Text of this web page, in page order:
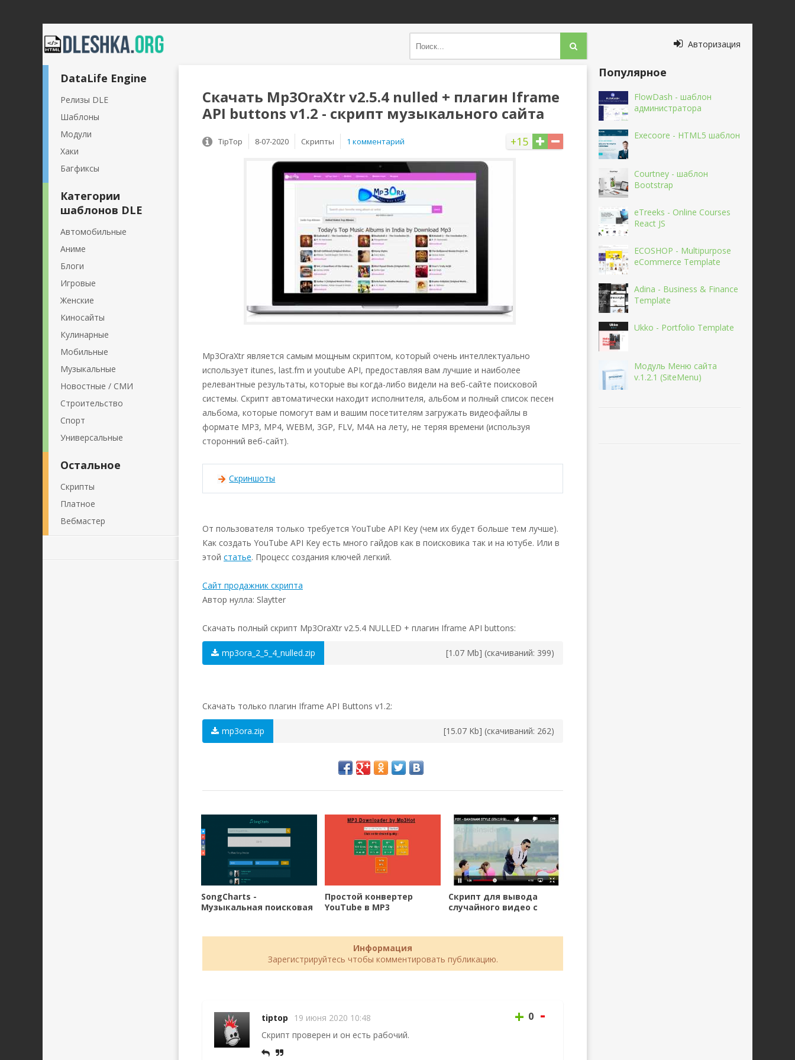
Авторизация
Скачать Mp3OraXtr v2.5.4 nulled + плагин Iframe
API buttons v1.2 - скрипт музыкального сайта
+15
TipTop 8-07-2020 Скрипты 1 комментарий
Mp3OraXtr является самым мощным скриптом, который очень интеллектуально
использует itunes, last.fm и youtube API, предоставляя вам лучшие и наиболее
релевантные результаты, которые вы когда-либо видели на веб-сайте поисковой
системы. Скрипт автоматически находит исполнителя, альбом и полный список песен
альбома, которые помогут вам и вашим посетителям загружать видеофайлы в
формате MP3, MP4, WEBM, 3GP, FLV, M4A на лету, не теряя времени (используя
сторонний веб-сайт).
Скриншоты
От пользователя только требуется YouTube API Key (чем их будет больше тем лучше).
Как создать YouTube API Key есть много гайдов как в поисковика так и на ютубе. Или в
этой статье. Процесс создания ключей легкий.
Сайт продажник скрипта
Автор нулла: Slaytter
Скачать полный скрипт Mp3OraXtr v2.5.4 NULLED + плагин Iframe API buttons:
mp3ora_2_5_4_nulled.zip [1.07 Mb] (cкачиваний: 399)
Скачать только плагин Iframe API Buttons v1.2:
mp3ora.zip [15.07 Kb] (cкачиваний: 262)
SongCharts -
Музыкальная поисковая
Простой конвертер
YouTube в MP3
Скрипт для вывода
случайного видео с
Информация
Зарегистрируйтесь чтобы комментировать публикацию.
tiptop 19 июня 2020 10:48 + 0 -
Скрипт проверен и он есть рабочий.
DataLife Engine
Релизы DLE
Шаблоны
Модули
Хаки
Багфиксы
Категории
шаблонов DLE
Автомобильные
Аниме
Блоги
Игровые
Женские
Киносайты
Кулинарные
Мобильные
Музыкальные
Новостные / СМИ
Строительство
Спорт
Универсальные
Остальное
Скрипты
Платное
Вебмастер
Популярное
FlowDash - шаблон
администратора
Execoore - HTML5 шаблон
Courtney - шаблон
Bootstrap
eTreeks - Online Courses
React JS
ECOSHOP - Multipurpose
eCommerce Template
Adina - Business & Finance
Template
Ukko - Portfolio Template
Модуль Меню сайта
v.1.2.1 (SiteMenu)